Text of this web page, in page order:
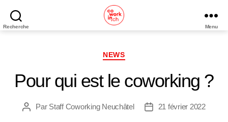
Recherche
Coworking
Menu
Catégories
NEWS
Pour qui est le coworking ?
Auteur
Par Staff Coworking Neuchâtel
Date21 février 2022